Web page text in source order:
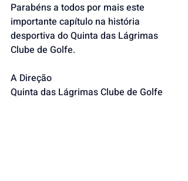
Parabéns a todos por mais este
importante capítulo na história
desportiva do Quinta das Lágrimas
Clube de Golfe.
A Direção
Quinta das Lágrimas Clube de Golfe